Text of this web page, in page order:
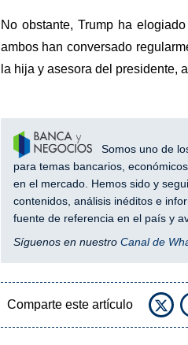
No obstante, Trump ha
ambos han conversado
la hija y asesora del presidente,
Somos uno de
para temas bancarios,
en el mercado. Hemos sido y
contenidos, análisis inéditos e
fuente de referencia en el país y
Síguenos en nuestro Canal de
Comparte este artículo